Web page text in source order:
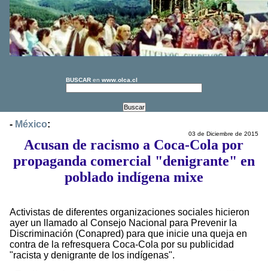
BUSCAR en www.olca.cl
- México:
03 de Diciembre de 2015
Acusan de racismo a Coca-Cola por
propaganda comercial "denigrante" en
poblado indígena mixe
Activistas de diferentes organizaciones sociales hicieron
ayer un llamado al Consejo Nacional para Prevenir la
Discriminación (Conapred) para que inicie una queja en
contra de la refresquera Coca-Cola por su publicidad
"racista y denigrante de los indígenas".